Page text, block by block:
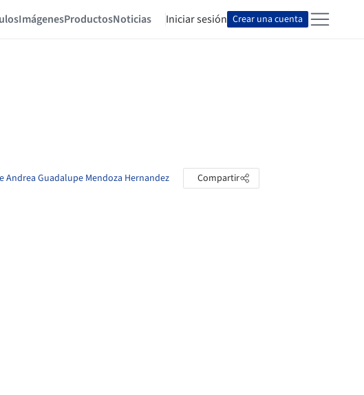
ImágenesProductosNoticias Iniciar sesión Crear una cuenta
Andrea Guadalupe Mendoza Hernandez Compartir